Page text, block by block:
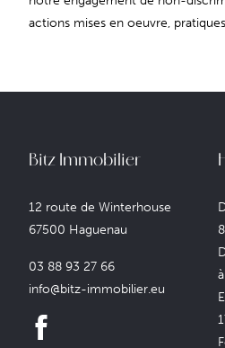
actions mises en oeuvre,
Bitz Immobilier
12 route de Winterhouse
67500 Haguenau
03 88 93 27 66
info@bitz-immobilier.eu